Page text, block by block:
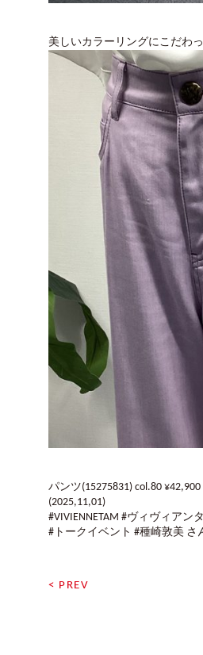
美しいカラーリングにこだわ
パンツ(15275831) col.80 ¥42,900
(2025,11,01)
#VIVIENNETAM #ヴィヴィアン
#トークイベント #種崎敦美 さ
< PREV